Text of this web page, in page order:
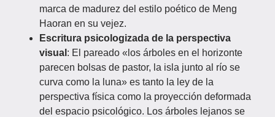
marca de madurez del estilo poético de Meng
Haoran en su vejez.
Escritura psicologizada de la perspectiva
visual : El pareado «los árboles en el horizonte
parecen bolsas de pastor, la isla junto al río se
curva como la luna» es tanto la ley de la
perspectiva física como la proyección deformada
del espacio psicológico. Los árboles lejanos se